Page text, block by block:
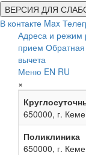
ВЕРСИЯ ДЛЯ
В контакте Max
Адреса и режим
прием Обратная
вычета
Меню EN RU
×
650000, г.
Поликлиника
650000, г.